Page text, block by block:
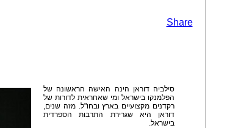
Share
סילביה דוראן הינה האישה הראשונה של
הפלמנקו בישראל ומי שאחראית לדורות של
רקדנים מקצועיים בארץ ובחו"ל. מזה שנים,
דוראן היא שגרירת התרבות הספרדית
בישראל.